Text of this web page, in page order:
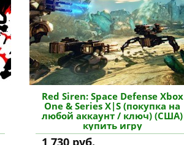
Red Siren: Space Defense Xbox
One & Series X|S (покупка на
любой аккаунт / ключ) (США)
купить игру
1 730 руб.